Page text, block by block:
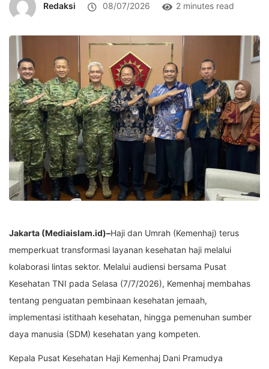
Redaksi 08/07/2026 2 minutes read
Jakarta (Mediaislam.id)–Haji dan Umrah (Kemenhaj) terus
memperkuat transformasi layanan kesehatan haji melalui
kolaborasi lintas sektor. Melalui audiensi bersama Pusat
Kesehatan TNI pada Selasa (7/7/2026), Kemenhaj membahas
tentang penguatan pembinaan kesehatan jemaah,
implementasi istithaah kesehatan, hingga pemenuhan sumber
daya manusia (SDM) kesehatan yang kompeten.
Kepala Pusat Kesehatan Haji Kemenhaj Dani Pramudya